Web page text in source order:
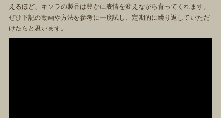
えるほど、キソラの製品は豊かに表情を変えながら育ってくれます。
ぜひ下記の動画や方法を参考に一度試し、定期的に繰り返していただ
けたらと思います。